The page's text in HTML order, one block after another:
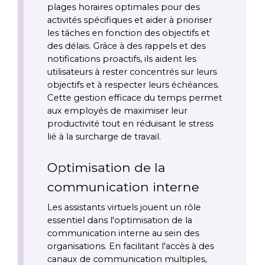
plages horaires optimales pour des
activités spécifiques et aider à prioriser
les tâches en fonction des objectifs et
des délais. Grâce à des rappels et des
notifications proactifs, ils aident les
utilisateurs à rester concentrés sur leurs
objectifs et à respecter leurs échéances.
Cette gestion efficace du temps permet
aux employés de maximiser leur
productivité tout en réduisant le stress
lié à la surcharge de travail.
Optimisation de la
communication interne
Les assistants virtuels jouent un rôle
essentiel dans l'optimisation de la
communication interne au sein des
organisations. En facilitant l'accès à des
canaux de communication multiples,